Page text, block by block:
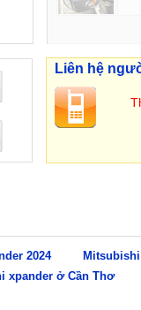
Liên hệ
2024
xpander ở Cần Thơ